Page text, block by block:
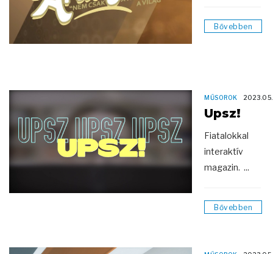
Bővebben
MŰSOROK
Upsz!
Fiatalokkal
interaktív
magazin. ...
Bővebben